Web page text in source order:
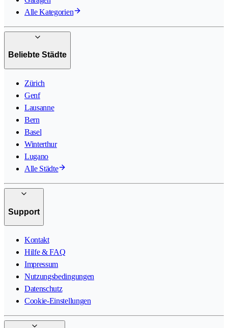
Alle Kategorien
Beliebte Städte
Zürich
Genf
Lausanne
Bern
Basel
Winterthur
Lugano
Alle Städte
Support
Kontakt
Hilfe & FAQ
Impressum
Nutzungsbedingungen
Datenschutz
Cookie-Einstellungen